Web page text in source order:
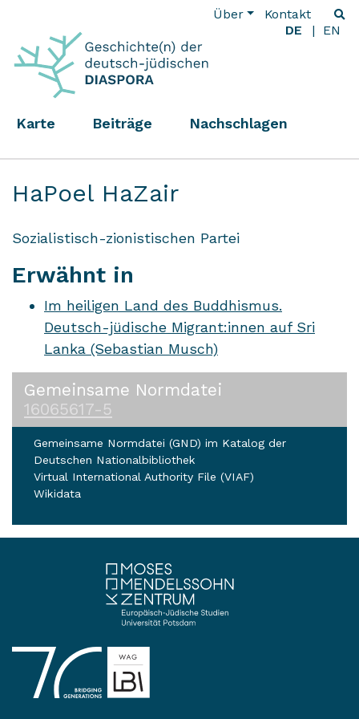
Über
Kontakt
DE
EN
Karte Beiträge Nachschlagen
HaPoel HaZair
Sozialistisch-zionistischen Partei
Erwähnt in
Im heiligen Land des Buddhismus.
Deutsch-jüdische Migrant:innen auf Sri
Lanka (Sebastian Musch)
Gemeinsame Normdatei
16065617-5
Gemeinsame Normdatei (GND) im Katalog der
Deutschen Nationalbibliothek
Virtual International Authority File (VIAF)
Wikidata